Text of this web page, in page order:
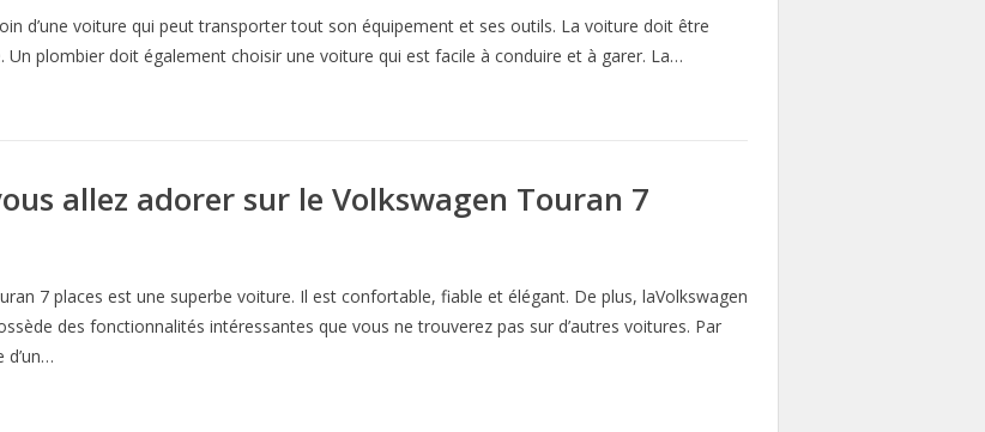
d’une voiture qui peut transporter tout son équipement et ses outils. La voiture doit être
Un plombier doit également choisir une voiture qui est facile à conduire et à garer. La…
allez adorer sur le Volkswagen Touran 7
7 places est une superbe voiture. Il est confortable, fiable et élégant. De plus, laVolkswagen
des fonctionnalités intéressantes que vous ne trouverez pas sur d’autres voitures. Par
d’un…